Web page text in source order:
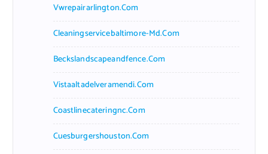
Vwrepairarlington.com
Cleaningservicebaltimore-Md.com
Beckslandscapeandfence.com
Vistaaltadelveramendi.com
Coastlinecateringnc.com
Cuesburgershouston.com